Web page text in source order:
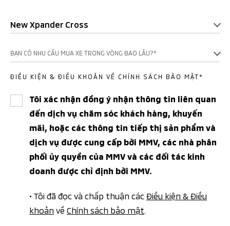
New Xpander Cross
BẠN CÓ NHU CẦU MUA XE TRONG VÒNG BAO LÂU?*
ĐIỀU KIỆN & ĐIỀU KHOẢN VỀ CHÍNH SÁCH BẢO MẬT*
Tôi xác nhận đồng ý nhận thông tin liên quan
đến dịch vụ chăm sóc khách hàng, khuyến
mãi, hoặc các thông tin tiếp thị sản phẩm và
dịch vụ được cung cấp bởi MMV, các nhà phân
phối ủy quyền của MMV và các đối tác kinh
doanh được chỉ định bởi MMV.
• Tôi đã đọc và chấp thuận cácĐiều kiện & Điều
khoản về Chính sách bảo mật